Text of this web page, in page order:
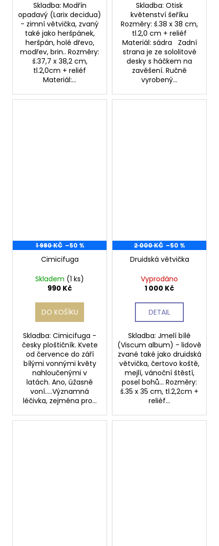
Skladba: Modřín
opadavý (Larix decidua)
- zimní větvička, zvaný
také jako heršpánek,
heršpán, holé dřevo,
modřev, brin.. Rozměry:
š.37,7 x 38,2 cm,
tl.2,0cm + reliéf
Materiál:...
Skladba: Otisk
květenství šeříku
Rozměry: š.38 x 38 cm,
tl.2,0 cm + reliéf
Materiál: sádra Zadní
strana je ze sololitové
desky s háčkem na
zavěšení. Ručně
vyrobený...
1 980 KČ –50 %
Cimicifuga
Skladem (1 ks)
990 Kč
DO KOŠÍKU
Skladba: Cimicifuga -
česky ploštičník. Kvete
od července do září
bílými vonnými květy
nahloučenými v
latách. Ano, úžasně
voní.....Významná
léčivka, zejména pro...
2 000 KČ –50 %
Druidská větvička
Vyprodáno
1 000 Kč
DETAIL
Skladba: Jmelí bílé
(Viscum album) - lidově
zvané také jako druidská
větvička, čertovo koště,
mejlí, vánoční štěstí,
posel bohů... Rozměry:
š.35 x 35 cm, tl.2,2cm +
reliéf...